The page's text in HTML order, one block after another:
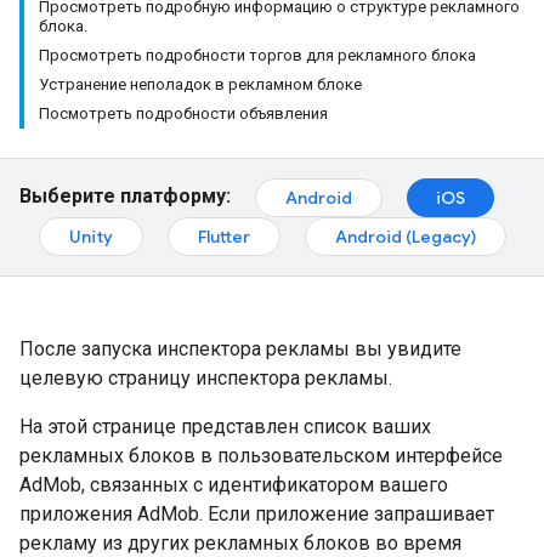
Просмотреть подробную информацию о структуре рекламного
блока.
Просмотреть подробности торгов для рекламного блока
Устранение неполадок в рекламном блоке
Посмотреть подробности объявления
Выберите платформу: Android
iOS
Unity
Flutter Android (Legacy)
После запуска инспектора рекламы вы увидите
целевую страницу инспектора рекламы.
На этой странице представлен список ваших
рекламных блоков в пользовательском интерфейсе
AdMob, связанных с идентификатором вашего
приложения AdMob. Если приложение запрашивает
рекламу из других рекламных блоков во время